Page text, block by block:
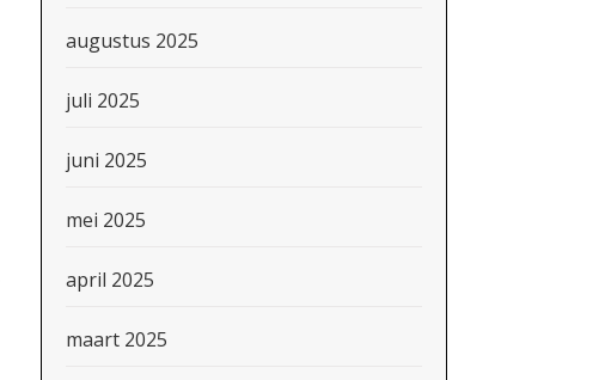
augustus 2025
juli 2025
juni 2025
mei 2025
april 2025
maart 2025